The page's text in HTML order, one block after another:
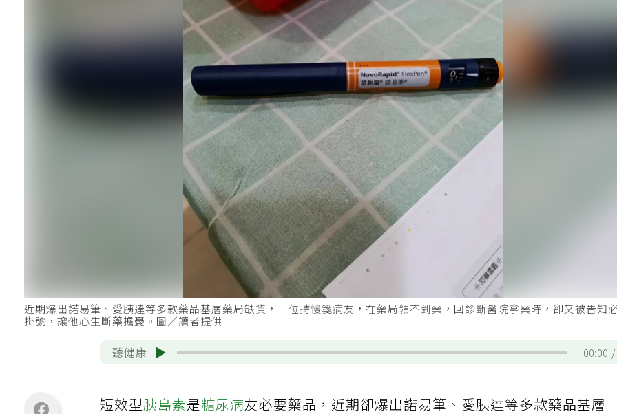
近期爆出諾易筆、愛胰達等多款藥品基層藥局缺貨，一位持慢箋病友，在藥局領不到藥，回診斷醫院拿藥時，卻又被告知
掛號，讓他心生斷藥擔憂。圖／讀者提供
聽健康 00:00
短效型胰島素是糖尿病友必要藥品，近期卻爆出諾易筆、愛胰達等多款藥品基層